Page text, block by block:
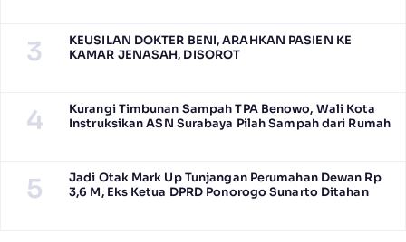
3
KEUSILAN DOKTER BENI, ARAHKAN PASIEN KE
KAMAR JENASAH, DISOROT
4
Kurangi Timbunan Sampah TPA Benowo, Wali Kota
Instruksikan ASN Surabaya Pilah Sampah dari Rumah
5
Jadi Otak Mark Up Tunjangan Perumahan Dewan Rp
3,6 M, Eks Ketua DPRD Ponorogo Sunarto Ditahan